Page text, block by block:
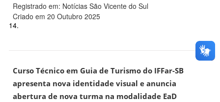
Registrado em: Notícias São Vicente do Sul
Criado em 20 Outubro 2025
14.
Curso Técnico em Guia de Turismo do IFFar-SB
apresenta nova identidade visual e anuncia
abertura de nova turma na modalidade EaD